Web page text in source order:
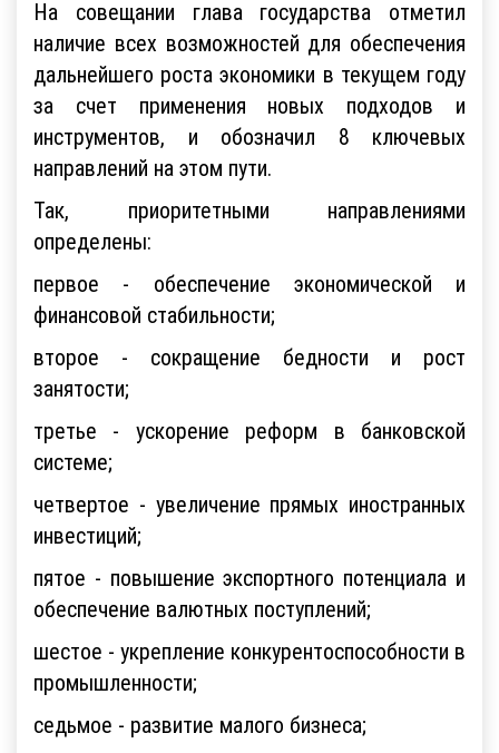
На совещании глава государства отметил
наличие всех возможностей для обеспечения
дальнейшего роста экономики в текущем году
за счет применения новых подходов и
инструментов, и обозначил 8 ключевых
направлений на этом пути.
Так, приоритетными направлениями
определены:
первое - обеспечение экономической и
финансовой стабильности;
второе - сокращение бедности и рост
занятости;
третье - ускорение реформ в банковской
системе;
четвертое - увеличение прямых иностранных
инвестиций;
пятое - повышение экспортного потенциала и
обеспечение валютных поступлений;
шестое - укрепление конкурентоспособности в
промышленности;
седьмое - развитие малого бизнеса;